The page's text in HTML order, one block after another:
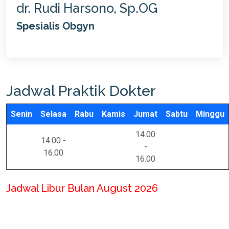
dr. Rudi Harsono, Sp.OG
Spesialis Obgyn
Jadwal Praktik Dokter
Senin Selasa Rabu Kamis Jumat Sabtu Minggu
14.00 -
16.00
14.00
-
16.00
Jadwal Libur Bulan August 2026